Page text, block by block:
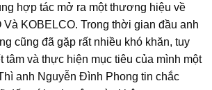
hợp tác mở ra một thương hiệu về
Và KOBELCO. Trong thời gian đầu anh
cũng đã gặp rất nhiều khó khăn, tuy
tâm và thực hiện mục tiêu của mình một
anh Nguyễn Đình Phong tin chắc